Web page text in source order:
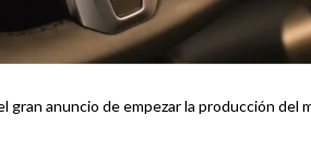
gran anuncio de empezar la producción